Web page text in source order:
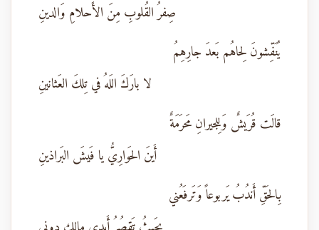
صِفرُ القُلوبِ مِنَ الأَحلامِ وَالدينِ
يُنَفِّشونَ لِحاهُم بَعدَ جارِهِمُ
لا بارَكَ اللَهُ في تِلكَ العَثانينِ
قالَت قُرَيشٌ وَلِلجيرانِ مَحرَمَةٌ
أَينَ الحَوارِيُّ يا فَيشَ البَراذينِ
بِالحَقِّ أَندُبُ يَربوعاً وَتَرفَعُني